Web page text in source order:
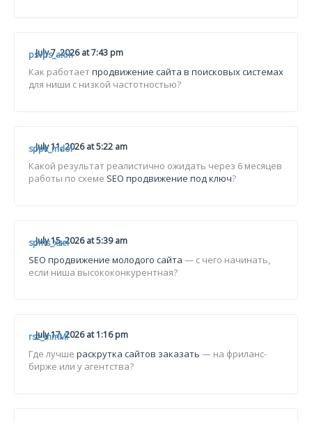
psvps_aion
July 7, 2026 at 7:43 pm
Как работаетпродвижение сайта в поисковых системах
для ниши с низкой частотностью?
sppk_mdol
July 11, 2026 at 5:22 am
Какой результат реалистично ожидать через 6 месяцев
работы по схеме SEO продвижение под ключ?
spms_xzel
July 15, 2026 at 5:39 am
SEO продвижение молодого сайта — с чего начинать,
если ниша высококонкурентная?
rsz_mmMl
July 17, 2026 at 1:16 pm
Где лучше раскрутка сайтов заказать — на фриланс-
бирже или у агентства?